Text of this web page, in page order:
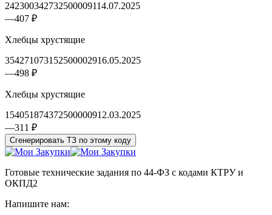
242300342732500009114.07.2025
—407 ₽
Хлебцы хрустящие
354271073152500002916.05.2025
—498 ₽
Хлебцы хрустящие
154051874372500000912.03.2025
—311 ₽
Сгенерировать ТЗ по этому коду
Готовые технические задания по 44-ФЗ с кодами КТРУ и
ОКПД2
Напишите нам: